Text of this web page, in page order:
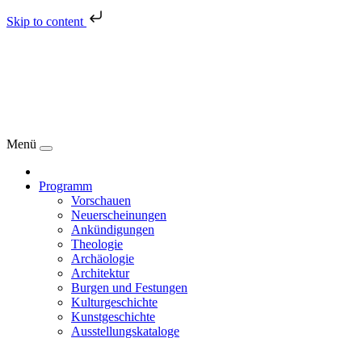
Skip to content
Menü
Programm
Vorschauen
Neuerscheinungen
Ankündigungen
Theologie
Archäologie
Architektur
Burgen und Festungen
Kulturgeschichte
Kunstgeschichte
Ausstellungskataloge